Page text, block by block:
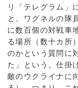
リ「テレグラム」
と、ワグネルの隊
に数百個の対戦車
る場所（数十カ所
のかという質問に
た」という。仕掛
敵のウクライナに